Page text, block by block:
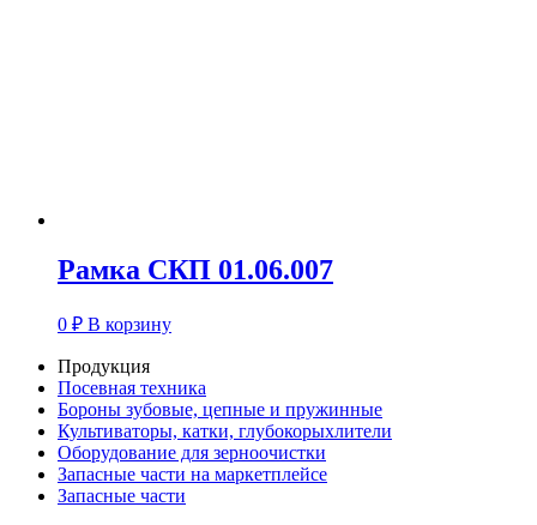
Рамка СКП 01.06.007
0 ₽ В корзину
Продукция
Посевная техника
Бороны зубовые, цепные и пружинные
Культиваторы, катки, глубокорыхлители
Оборудование для зерноочистки
Запасные части на маркетплейсе
Запасные части